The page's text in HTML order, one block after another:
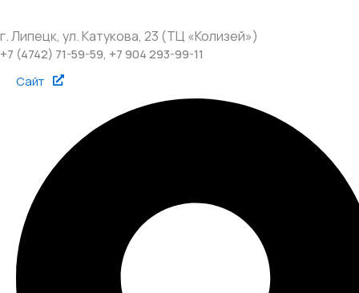
г. Липецк, ул. Катукова, 23 (ТЦ «Колизей»)
+7 (4742) 71-59-59, +7 904 293-99-11
Сайт